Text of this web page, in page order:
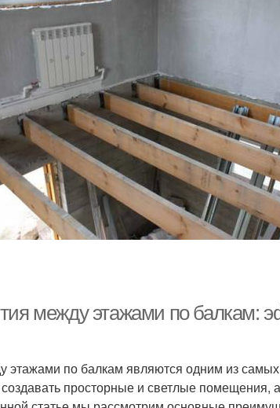
между этажами по балкам:
этажами по балкам являются одним из
просторные и светлые помещения,